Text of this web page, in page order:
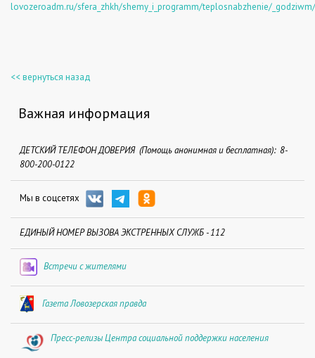
lovozeroadm.ru/sfera_zhkh/shemy_i_programm/teplosnabzhenie/_godziwm/
<< вернуться назад
Важная информация
ДЕТСКИЙ ТЕЛЕФОН ДОВЕРИЯ (Помощь анонимная и бесплатная): 8-
800-200-0122
Мы в соцсетях
ЕДИНЫЙ НОМЕР ВЫЗОВА ЭКСТРЕННЫХ СЛУЖБ - 112
Встречи с жителями
Газета Ловозерская правда
Пресс-релизы Центра социальной поддержки населения